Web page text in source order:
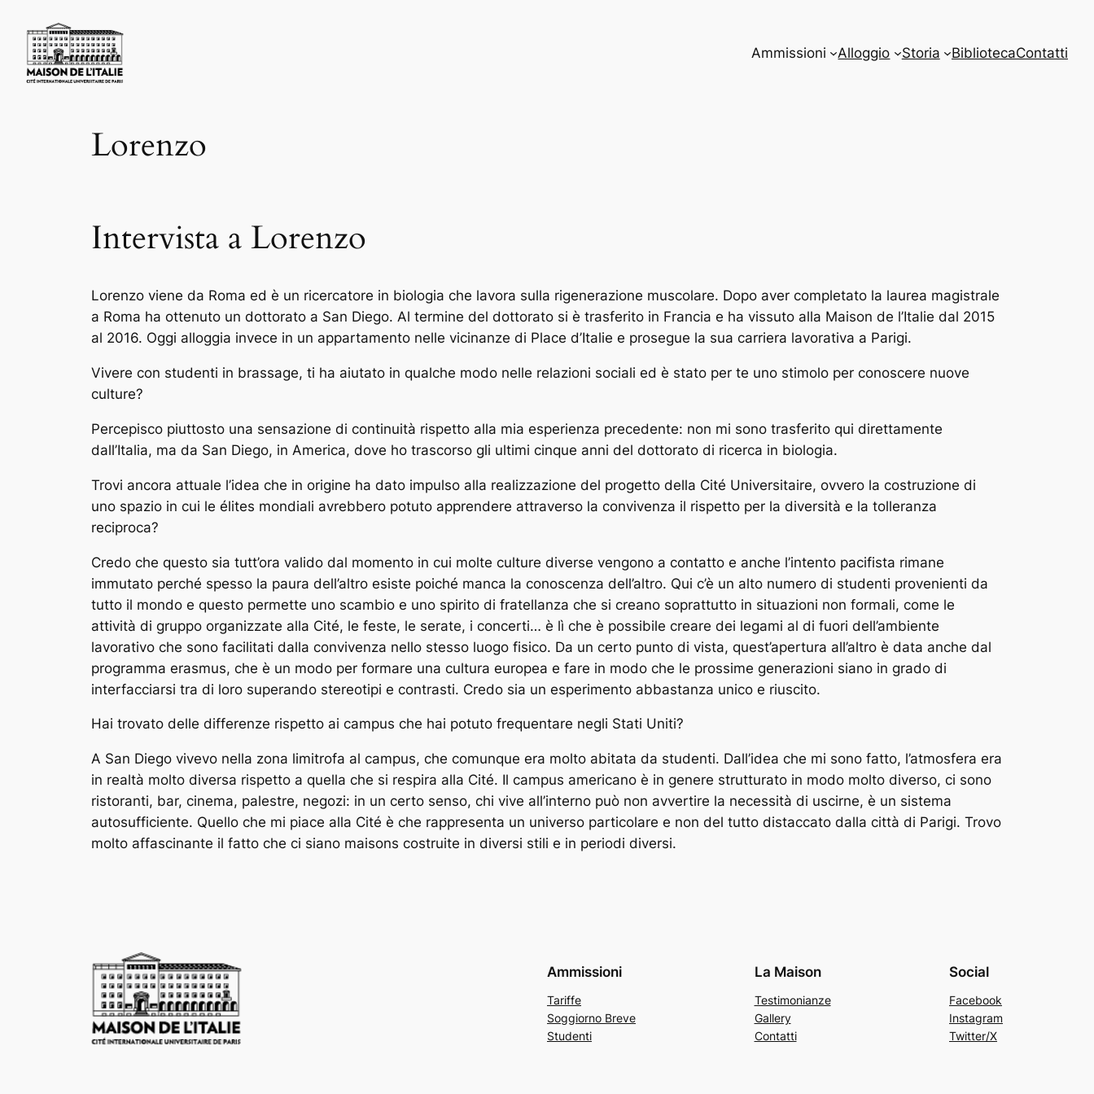
content
Ammissioni Alloggio Storia BibliotecaContatti
Lorenzo
Intervista a Lorenzo
Lorenzo viene da Roma ed è un ricercatore in biologia che lavora sulla rigenerazione muscolare. Dopo aver completato la laurea magistrale
a Roma ha ottenuto un dottorato a San Diego. Al termine del dottorato si è trasferito in Francia e ha vissuto alla Maison de l’Italie dal 2015
al 2016. Oggi alloggia invece in un appartamento nelle vicinanze di Place d’Italie e prosegue la sua carriera lavorativa a Parigi.
Vivere con studenti in brassage, ti ha aiutato in qualche modo nelle relazioni sociali ed è stato per te uno stimolo per conoscere nuove
culture?
Percepisco piuttosto una sensazione di continuità rispetto alla mia esperienza precedente: non mi sono trasferito qui direttamente
dall’Italia, ma da San Diego, in America, dove ho trascorso gli ultimi cinque anni del dottorato di ricerca in biologia.
Trovi ancora attuale l’idea che in origine ha dato impulso alla realizzazione del progetto della Cité Universitaire, ovvero la costruzione di
uno spazio in cui le élites mondiali avrebbero potuto apprendere attraverso la convivenza il rispetto per la diversità e la tolleranza
reciproca?
Credo che questo sia tutt’ora valido dal momento in cui molte culture diverse vengono a contatto e anche l’intento pacifista rimane
immutato perché spesso la paura dell’altro esiste poiché manca la conoscenza dell’altro. Qui c’è un alto numero di studenti provenienti da
tutto il mondo e questo permette uno scambio e uno spirito di fratellanza che si creano soprattutto in situazioni non formali, come le
attività di gruppo organizzate alla Cité, le feste, le serate, i concerti… è lì che è possibile creare dei legami al di fuori dell’ambiente
lavorativo che sono facilitati dalla convivenza nello stesso luogo fisico. Da un certo punto di vista, quest’apertura all’altro è data anche dal
programma erasmus, che è un modo per formare una cultura europea e fare in modo che le prossime generazioni siano in grado di
interfacciarsi tra di loro superando stereotipi e contrasti. Credo sia un esperimento abbastanza unico e riuscito.
Hai trovato delle differenze rispetto ai campus che hai potuto frequentare negli Stati Uniti?
A San Diego vivevo nella zona limitrofa al campus, che comunque era molto abitata da studenti. Dall’idea che mi sono fatto, l’atmosfera era
in realtà molto diversa rispetto a quella che si respira alla Cité. Il campus americano è in genere strutturato in modo molto diverso, ci sono
ristoranti, bar, cinema, palestre, negozi: in un certo senso, chi vive all’interno può non avvertire la necessità di uscirne, è un sistema
autosufficiente. Quello che mi piace alla Cité è che rappresenta un universo particolare e non del tutto distaccato dalla città di Parigi. Trovo
molto affascinante il fatto che ci siano maisons costruite in diversi stili e in periodi diversi.
Ammissioni
Tariffe
Soggiorno Breve
Studenti
La Maison
Testimonianze
Gallery
Contatti
Social
Facebook
Instagram
Twitter/X